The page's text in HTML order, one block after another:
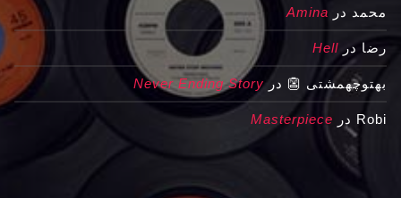
محمد در Amina
رضا در Hell
بهتوچهمشتی 👺 درNever Ending Story
Robi در Masterpiece